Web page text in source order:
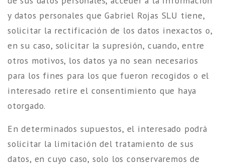
y datos personales que Gabriel Rojas SLU tiene,
solicitar la rectificación de los datos inexactos o,
en su caso, solicitar la supresión, cuando, entre
otros motivos, los datos ya no sean necesarios
para los fines para los que fueron recogidos o el
interesado retire el consentimiento que haya
otorgado.
En determinados supuestos, el interesado podrá
solicitar la limitación del tratamiento de sus
datos, en cuyo caso, solo los conservaremos de